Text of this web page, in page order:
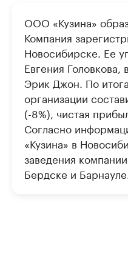
ООО «Кузина»
Компания
Новосибирске. Ее
Евгения
Эрик Джон. По
организации
(-8%), чистая
Согласно
«Кузина» в
заведения
Бердске и Барнауле.